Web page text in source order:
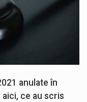
anulate în
aici, ce au scris